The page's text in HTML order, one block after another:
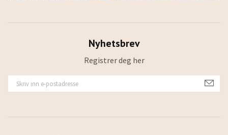
Nyhetsbrev
Registrer deg her